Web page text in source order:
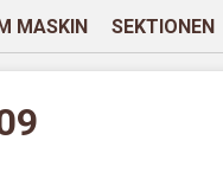
MASKIN SEKTIONEN